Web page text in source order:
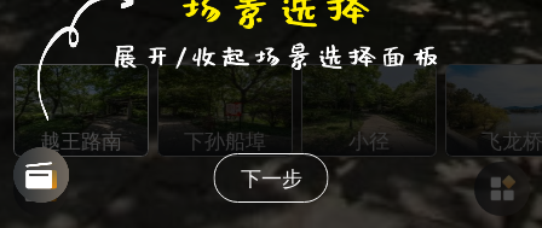
越王路南 下孙船埠 小径
飞龙桥
下一步